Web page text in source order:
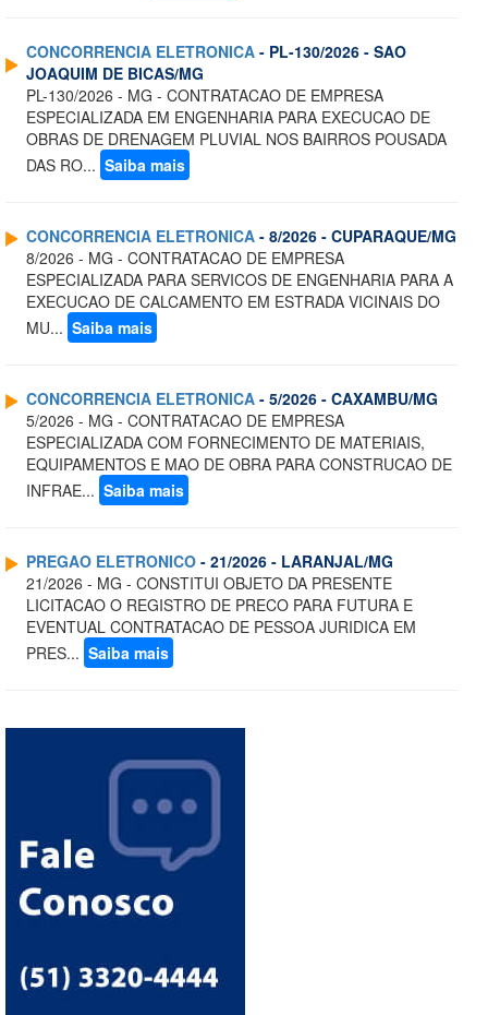
CONCORRENCIA ELETRONICA - PL-130/2026 - SAO
JOAQUIM DE BICAS/MG
PL-130/2026 - MG - CONTRATACAO DE EMPRESA
ESPECIALIZADA EM ENGENHARIA PARA EXECUCAO DE
OBRAS DE DRENAGEM PLUVIAL NOS BAIRROS POUSADA
DAS RO... Saiba mais
CONCORRENCIA ELETRONICA - 8/2026 - CUPARAQUE/MG
8/2026 - MG - CONTRATACAO DE EMPRESA
ESPECIALIZADA PARA SERVICOS DE ENGENHARIA PARA A
EXECUCAO DE CALCAMENTO EM ESTRADA VICINAIS DO
MU... Saiba mais
CONCORRENCIA ELETRONICA - 5/2026 - CAXAMBU/MG
5/2026 - MG - CONTRATACAO DE EMPRESA
ESPECIALIZADA COM FORNECIMENTO DE MATERIAIS,
EQUIPAMENTOS E MAO DE OBRA PARA CONSTRUCAO DE
INFRAE... Saiba mais
PREGAO ELETRONICO - 21/2026 - LARANJAL/MG
21/2026 - MG - CONSTITUI OBJETO DA PRESENTE
LICITACAO O REGISTRO DE PRECO PARA FUTURA E
EVENTUAL CONTRATACAO DE PESSOA JURIDICA EM
PRES... Saiba mais